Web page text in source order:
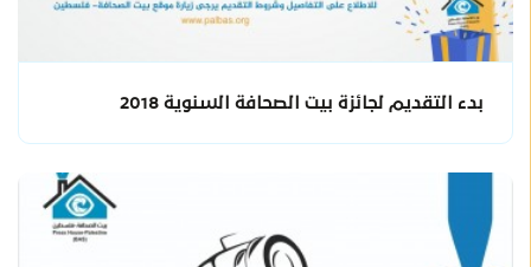
بدء التقديم لجائزة بيت الصحافة السنوية 2018